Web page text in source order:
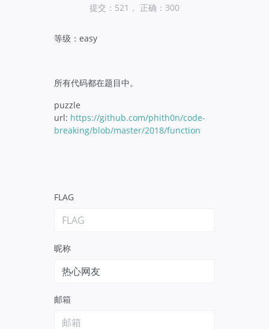
提交：521， 正确：300
等级：easy
所有代码都在题目中。
puzzle
url: https://github.com/phith0n/code-
breaking/blob/master/2018/function
FLAG
昵称
邮箱